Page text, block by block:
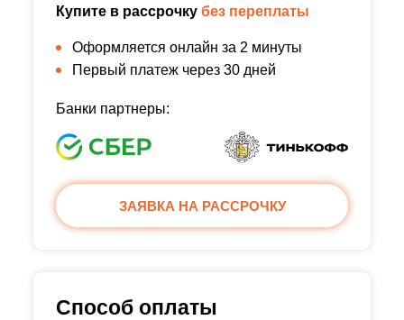
Купите в рассрочку без переплаты
Оформляется онлайн за 2 минуты
Первый платеж через 30 дней
Банки партнеры:
ЗАЯВКА НА РАССРОЧКУ
Способ оплаты